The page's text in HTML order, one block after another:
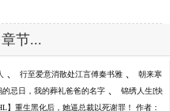
节...
、 行至爱意消散处江言傅秦书雅 、 朝来寒
的忌日，我的葬礼爸爸的名字 、 锦绣人生[快
】重生黑化后，她逼总裁以死谢罪！ 作者：